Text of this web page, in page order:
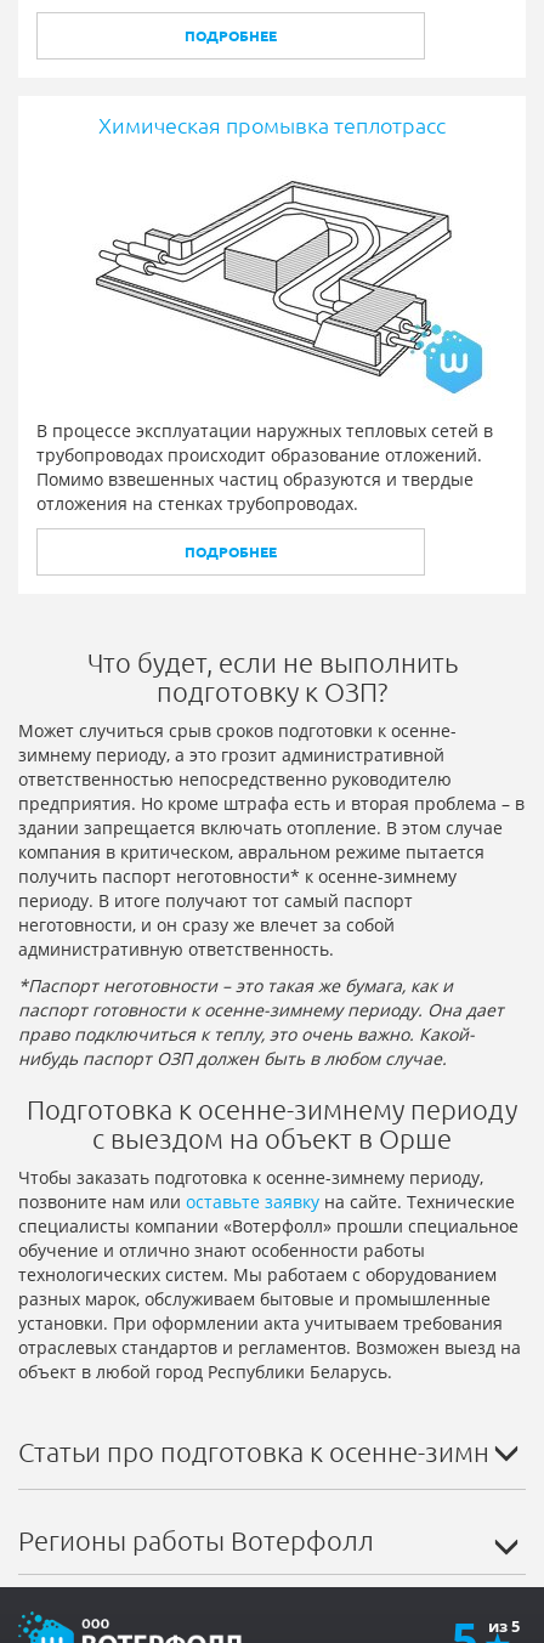
ПОДРОБНЕЕ
Химическая промывка теплотрасс
В процессе эксплуатации наружных тепловых сетей в
трубопроводах происходит образование отложений.
Помимо взвешенных частиц образуются и твердые
отложения на стенках трубопроводах.
ПОДРОБНЕЕ
Что будет, если не выполнить
подготовку к ОЗП?
Может случиться срыв сроков подготовки к осенне-
зимнему периоду, а это грозит административной
ответственностью непосредственно руководителю
предприятия. Но кроме штрафа есть и вторая проблема – в
здании запрещается включать отопление. В этом случае
компания в критическом, авральном режиме пытается
получить паспорт неготовности* к осенне-зимнему
периоду. В итоге получают тот самый паспорт
неготовности, и он сразу же влечет за собой
административную ответственность.
*Паспорт неготовности – это такая же бумага, как и
паспорт готовности к осенне-зимнему периоду. Она дает
право подключиться к теплу, это очень важно. Какой-
нибудь паспорт ОЗП должен быть в любом случае.
Подготовка к осенне-зимнему периоду
с выездом на объект в Орше
Чтобы заказать подготовка к осенне-зимнему периоду,
позвоните нам или оставьте заявку на сайте. Технические
специалисты компании «Вотерфолл» прошли специальное
обучение и отлично знают особенности работы
технологических систем. Мы работаем с оборудованием
разных марок, обслуживаем бытовые и промышленные
установки. При оформлении акта учитываем требования
отраслевых стандартов и регламентов. Возможен выезд на
объект в любой город Республики Беларусь.
Статьи про подготовка к осенне-
Регионы работы Вотерфолл